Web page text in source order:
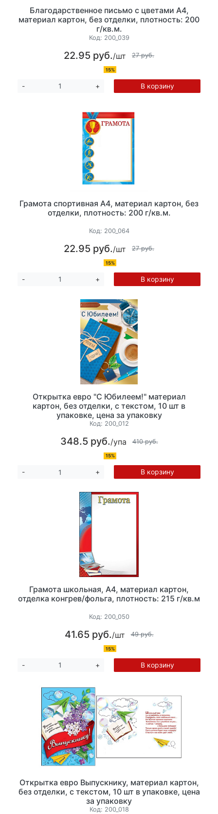
Благодарственное письмо с цветами А4,
материал картон, без отделки, плотность: 200
г/кв.м.
Код: 200_039
22.95 руб./шт 27 руб.
15%
- + В корзину
Грамота спортивная А4, материал картон, без
отделки, плотность: 200 г/кв.м.
Код: 200_064
22.95 руб./шт 27 руб.
15%
- + В корзину
Открытка евро "С Юбилеем!" материал
картон, без отделки, с текстом, 10 шт в
упаковке, цена за упаковку
Код: 200_012
348.5 руб./упа 410 руб.
15%
- + В корзину
Грамота школьная, А4, материал картон,
отделка конгрев/фольга, плотность: 215 г/кв.м
Код: 200_050
41.65 руб./шт 49 руб.
15%
- + В корзину
Открытка евро Выпускнику, материал картон,
без отделки, с текстом, 10 шт в упаковке, цена
за упаковку
Код: 200_018